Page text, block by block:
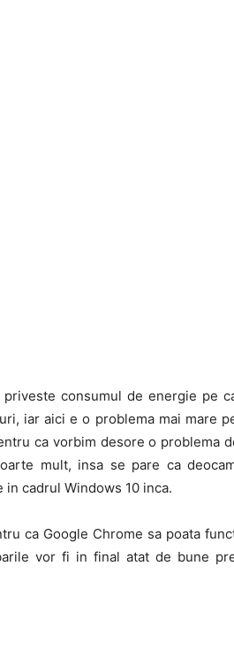
consumul de energie pe
iar aici e o problema mai mare
ca vorbim desore o problema
mult, insa se pare ca
cadrul Windows 10 inca.
ca Google Chrome sa poata
vor fi in final atat de bune